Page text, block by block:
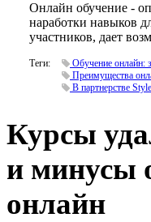
Онлайн обучение -
наработки навыков
участников, дает
Теги:
Обучение онлайн:
Преимущества
В партнерстве
Курсы
и минусы
онлайн